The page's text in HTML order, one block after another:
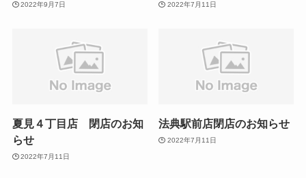
2022年9月7日 2022年7月11日
夏見４丁目店 閉店のお知
らせ
2022年7月11日
法典駅前店閉店のお知らせ
2022年7月11日